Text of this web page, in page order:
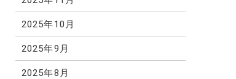
2025年10月
2025年9月
2025年8月